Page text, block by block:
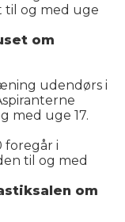
til og med uge
om
udendørs i
med uge 17.
foregår i
til og med
om